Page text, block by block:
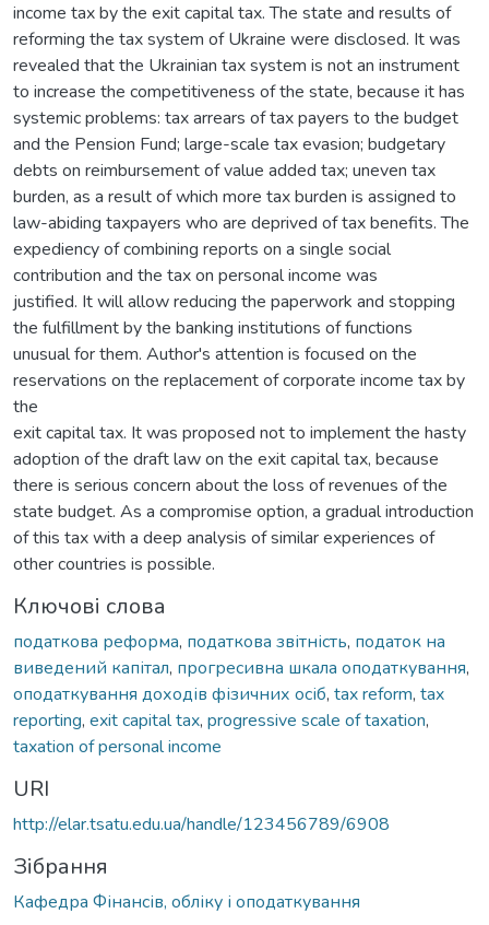
income tax by the exit capital tax. The state and results of
reforming the tax system of Ukraine were disclosed. It was
revealed that the Ukrainian tax system is not an instrument
to increase the competitiveness of the state, because it has
systemic problems: tax arrears of tax payers to the budget
and the Pension Fund; large-scale tax evasion; budgetary
debts on reimbursement of value added tax; uneven tax
burden, as a result of which more tax burden is assigned to
law-abiding taxpayers who are deprived of tax benefits. The
expediency of combining reports on a single social
contribution and the tax on personal income was
justified. It will allow reducing the paperwork and stopping
the fulfillment by the banking institutions of functions
unusual for them. Author's attention is focused on the
reservations on the replacement of corporate income tax by
the
exit capital tax. It was proposed not to implement the hasty
adoption of the draft law on the exit capital tax, because
there is serious concern about the loss of revenues of the
state budget. As a compromise option, a gradual introduction
of this tax with a deep analysis of similar experiences of
other countries is possible.
Ключові слова
податкова реформа, податкова звітність, податок на
виведений капітал, прогресивна шкала оподаткування,
оподаткування доходів фізичних осіб, tax reform, tax
reporting, exit capital tax, progressive scale of taxation,
taxation of personal income
URI
http://elar.tsatu.edu.ua/handle/123456789/6908
Зібрання
Кафедра Фінансів, обліку і оподаткування